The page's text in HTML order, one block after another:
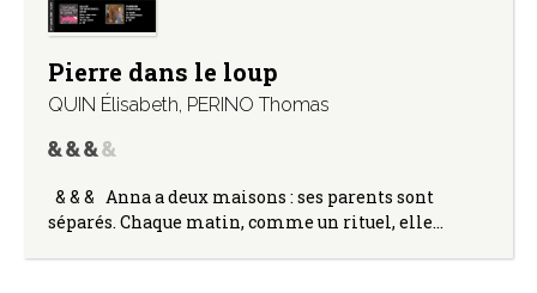
Pierre dans le loup
QUIN Élisabeth, PERINO Thomas
& & & Anna a deux maisons : ses parents sont
séparés. Chaque matin, comme un rituel, elle…